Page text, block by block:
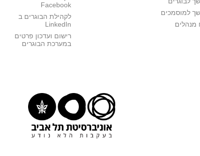
למוסמכים
מנהלים
Facebook
לקהילת הבוגרים ב
LinkedIn
רישום ועדכון פרטים
במערכת הבוגרים